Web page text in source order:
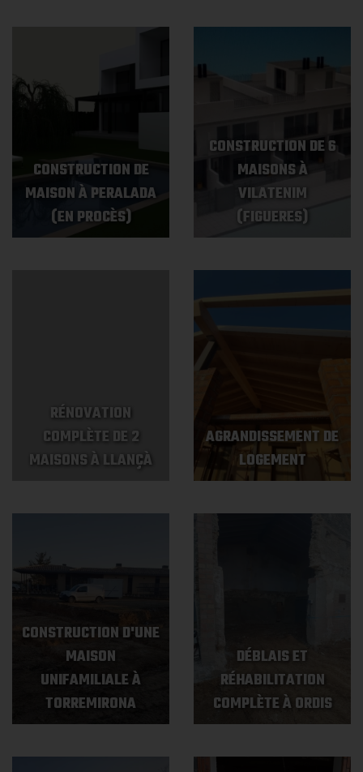
CONSTRUCTION DE
MAISON À PERALADA
(EN PROCÈS)
CONSTRUCTION DE 6
MAISONS À
VILATENIM
(FIGUERES)
RÉNOVATION
COMPLÈTE DE 2
MAISONS À LLANÇÀ
AGRANDISSEMENT DE
LOGEMENT
CONSTRUCTION D'UNE
MAISON
UNIFAMILIALE À
TORREMIRONA
DÉBLAIS ET
RÉHABILITATION
COMPLÈTE À ORDIS